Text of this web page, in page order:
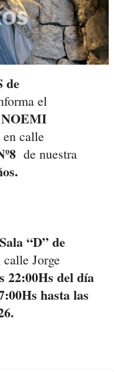
de
el
calle
de nuestra
Sala “D” de
Jorge
22:00Hs del día
hasta las